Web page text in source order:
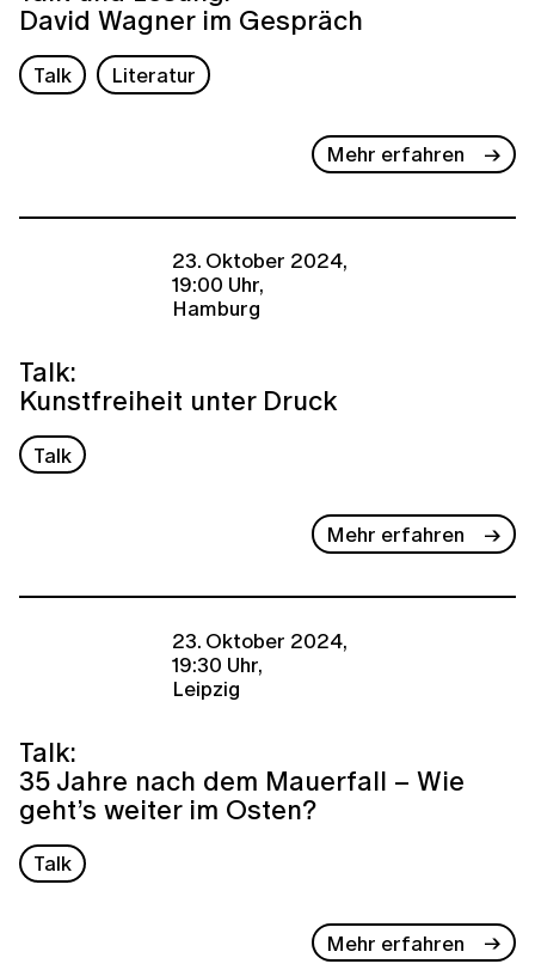
David Wagner im Gespräch
Talk Literatur
Mehr erfahren
23. Oktober 2024,
19:00 Uhr,
Hamburg
Talk:
Kunstfreiheit unter Druck
Talk
Mehr erfahren
23. Oktober 2024,
19:30 Uhr,
Leipzig
Talk:
35 Jahre nach dem Mauerfall – Wie
geht’s weiter im Osten?
Talk
Mehr erfahren